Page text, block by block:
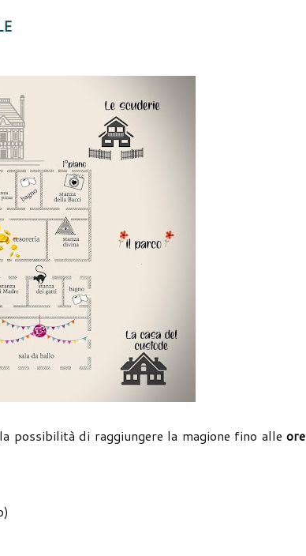
possibilità di raggiungere la magione fino alleore